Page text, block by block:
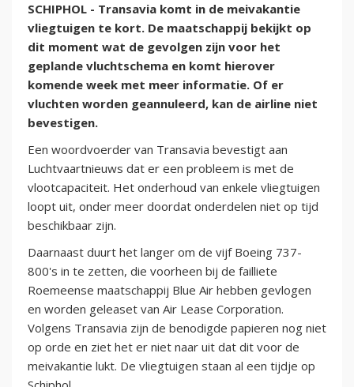
SCHIPHOL - Transavia komt in de meivakantie
vliegtuigen te kort. De maatschappij bekijkt op
dit moment wat de gevolgen zijn voor het
geplande vluchtschema en komt hierover
komende week met meer informatie. Of er
vluchten worden geannuleerd, kan de airline niet
bevestigen.
Een woordvoerder van Transavia bevestigt aan
Luchtvaartnieuws dat er een probleem is met de
vlootcapaciteit. Het onderhoud van enkele vliegtuigen
loopt uit, onder meer doordat onderdelen niet op tijd
beschikbaar zijn.
Daarnaast duurt het langer om de vijf Boeing 737-
800's in te zetten, die voorheen bij de failliete
Roemeense maatschappij Blue Air hebben gevlogen
en worden geleaset van Air Lease Corporation.
Volgens Transavia zijn de benodigde papieren nog niet
op orde en ziet het er niet naar uit dat dit voor de
meivakantie lukt. De vliegtuigen staan al een tijdje op